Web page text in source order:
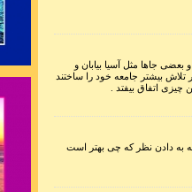
تنم از واسطه
دور اندیشی
جاها مثل آسیا بیابان و
بیشتر جامعه خود را ساختند
اتفاق بیفتد .
چه به دادن نظر که چی بهتر است